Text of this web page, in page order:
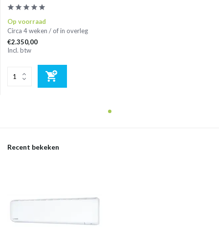
Op voorraad
Circa 4 weken / of in overleg
€2.350,00
Incl. btw
Recent bekeken